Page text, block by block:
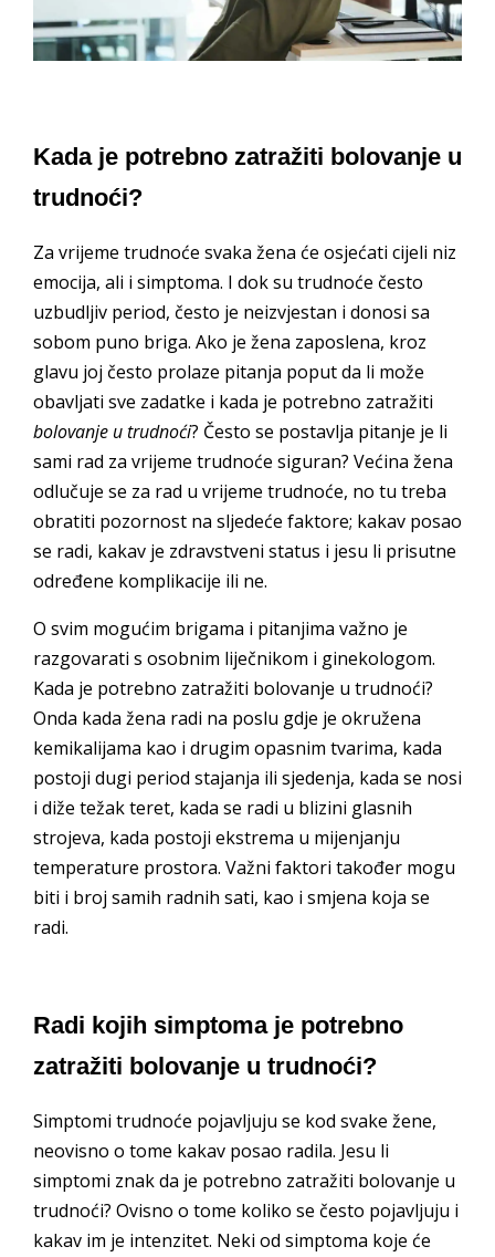
Kada je potrebno zatražiti bolovanje u
trudnoći?
Za vrijeme trudnoće svaka žena će osjećati cijeli niz
emocija, ali i simptoma. I dok su trudnoće često
uzbudljiv period, često je neizvjestan i donosi sa
sobom puno briga. Ako je žena zaposlena, kroz
glavu joj često prolaze pitanja poput da li može
obavljati sve zadatke i kada je potrebno zatražiti
bolovanje u trudnoći? Često se postavlja pitanje je li
sami rad za vrijeme trudnoće siguran? Većina žena
odlučuje se za rad u vrijeme trudnoće, no tu treba
obratiti pozornost na sljedeće faktore; kakav posao
se radi, kakav je zdravstveni status i jesu li prisutne
određene komplikacije ili ne.
O svim mogućim brigama i pitanjima važno je
razgovarati s osobnim liječnikom i ginekologom.
Kada je potrebno zatražiti bolovanje u trudnoći?
Onda kada žena radi na poslu gdje je okružena
kemikalijama kao i drugim opasnim tvarima, kada
postoji dugi period stajanja ili sjedenja, kada se nosi
i diže težak teret, kada se radi u blizini glasnih
strojeva, kada postoji ekstrema u mijenjanju
temperature prostora. Važni faktori također mogu
biti i broj samih radnih sati, kao i smjena koja se
radi.
Radi kojih simptoma je potrebno
zatražiti bolovanje u trudnoći?
Simptomi trudnoće pojavljuju se kod svake žene,
neovisno o tome kakav posao radila. Jesu li
simptomi znak da je potrebno zatražiti bolovanje u
trudnoći? Ovisno o tome koliko se često pojavljuju i
kakav im je intenzitet. Neki od simptoma koje će